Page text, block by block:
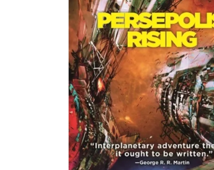
Powiększony kursor
Pomoc w czytaniu
Podkreślenie linków